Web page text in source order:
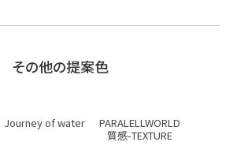
その他の提案色
Journey of water
PARALELLWORLD
質感-TEXTURE